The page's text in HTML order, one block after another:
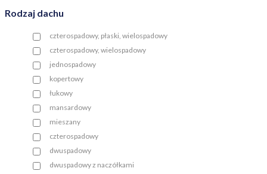
Rodzaj dachu
czterospadowy, płaski, wielospadowy
czterospadowy, wielospadowy
jednospadowy
kopertowy
łukowy
mansardowy
mieszany
czterospadowy
dwuspadowy
dwuspadowy z naczółkami